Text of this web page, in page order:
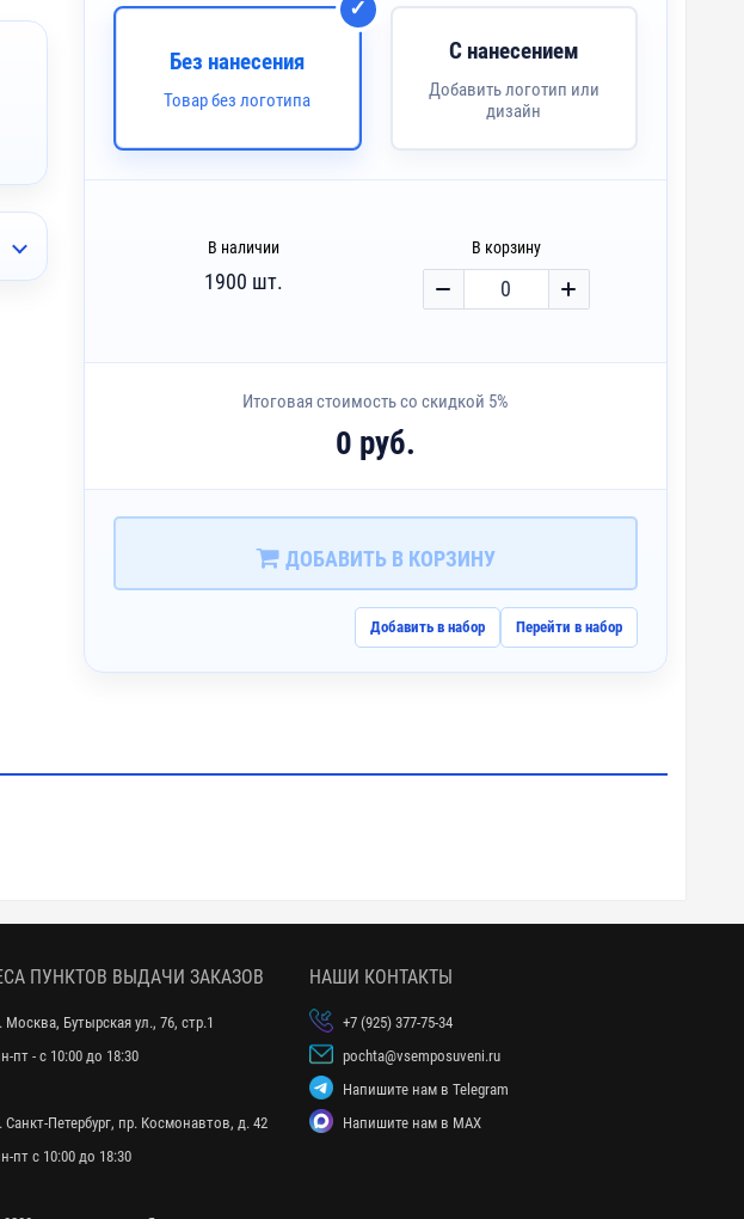
Без нанесения
Товар без логотипа
С нанесением
Добавить логотип или
дизайн
В наличии В корзину
1900 шт.
Итоговая стоимость со скидкой 5%
0 руб.
ДОБАВИТЬ В КОРЗИНУ
Добавить в набор Перейти в набор
ПУНКТОВ ВЫДАЧИ ЗАКАЗОВ
Москва, Бутырская ул., 76, стр.1
пт - с 10:00 до 18:30
Санкт-Петербург, пр. Космонавтов, д. 42
пт с 10:00 до 18:30
НАШИ КОНТАКТЫ
+7 (925) 377-75-34
pochta@vsemposuveni.ru
Напишите нам в Telegram
Напишите нам в MAX